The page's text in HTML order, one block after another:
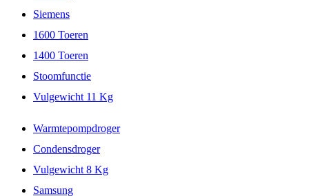
Siemens
1600 Toeren
1400 Toeren
Stoomfunctie
Vulgewicht 11 Kg
Warmtepompdroger
Condensdroger
Vulgewicht 8 Kg
Samsung